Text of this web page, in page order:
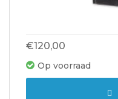
€120,00
Op voorraad